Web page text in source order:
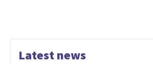
Latest news